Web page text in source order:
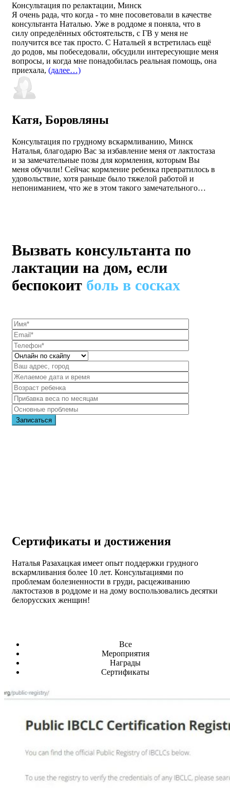
Консультация по релактации, Минск
Я очень рада, что когда - то мне посоветовали в качестве
консультанта Наталью. Уже в роддоме я поняла, что в
силу определённых обстоятельств, с ГВ у меня не
получится все так просто. С Натальей я встретилась ещё
до родов, мы побеседовали, обсудили интересующие меня
вопросы, и когда мне понадобилась реальная помощь, она
приехала, (далее…)
Катя, Боровляны
Консультация по грудному вскармливанию, Минск
Наталья, благодарю Вас за избавление меня от лактостаза
и за замечательные позы для кормления, которым Вы
меня обучили! Сейчас кормление ребенка превратилось в
удовольствие, хотя раньше было тяжелой работой и
непониманием, что же в этом такого замечательного…
Вызвать консультанта по
лактации на дом, если
беспокоит боль в сосках
Сертификаты и достижения
Наталья Разахацкая имеет опыт поддержки грудного
вскармливания более 10 лет. Консультациями по
проблемам болезненности в груди, расцеживанию
лактостазов в роддоме и на дому воспользовались десятки
белорусских женщин!
Все
Мероприятия
Награды
Сертификаты